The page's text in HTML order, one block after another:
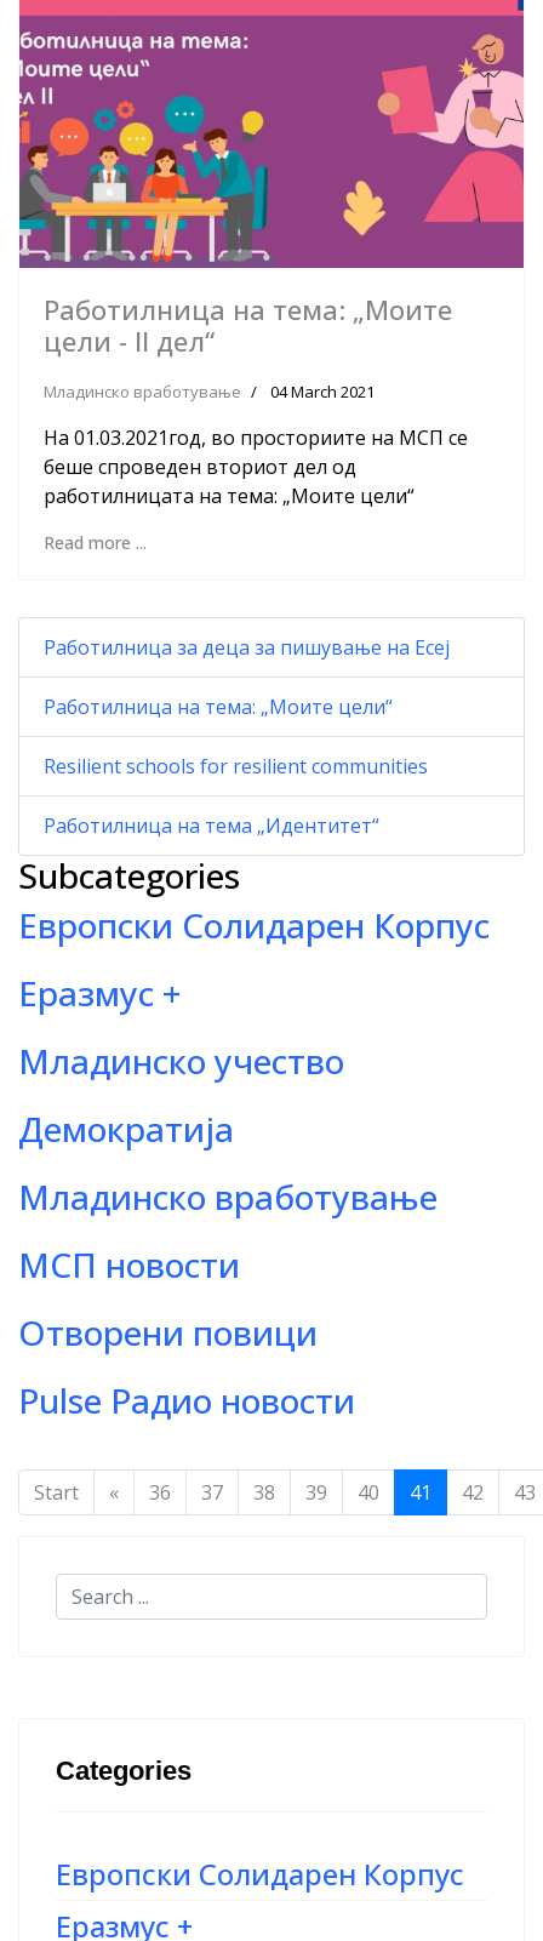
Работилница на тема: „Моите
цели - II дел“
Младинско вработување 04 March 2021
На 01.03.2021год, во просториите на МСП се
беше спроведен вториот дел од
работилницата на тема: „Моите цели“
Read more ...
Работилница за деца за пишување на Есеј
Работилница на тема: „Моите цели“
Resilient schools for resilient communities
Работилница на тема „Идентитет“
Subcategories
Европски Солидарен Корпус
Еразмус +
Младинско учество
Демократија
Младинско вработување
МСП новости
Отворени повици
Pulse Радио новости
Start « 36 37 38 39 40 41 42 43
Categories
Европски Солидарен Корпус
Еразмус +